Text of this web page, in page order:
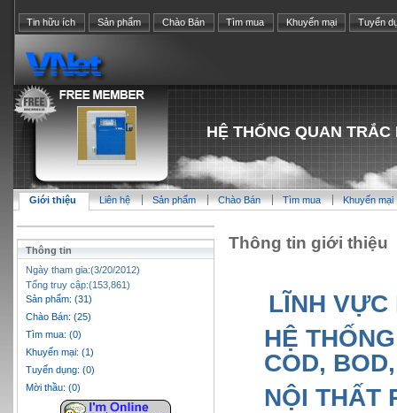
Tin hữu ích Sản phẩm Chào Bán Tìm mua Khuyến mại Tuyển
HỆ THỐNG QUAN
Giới thiệu Liên hệ Sản phẩm Chào Bán Tìm mua Khuyến mại
Thông tin
Ngày tham gia:(3/20/2012)
Tổng truy cập:(153,861)
Sản phẩm: (31)
Chào Bán: (25)
Tìm mua: (0)
Khuyến mại: (1)
Tuyển dụng: (0)
Mời thầu: (0)
Thông tin giới thiệu
LĨNH VỰC
HỆ
COD,
NỘI THẤT